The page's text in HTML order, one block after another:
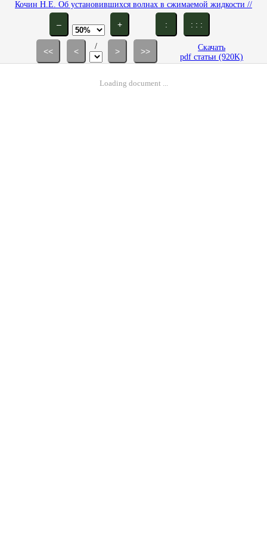
Кочин Н.Е. Об установившихся волнах в сжимаемой жидкости //
сборн. "Прикл. мат. и мех.". 1933. Т. 1. Вып. 2. С. 251-255.
– + : : : :
<< <
/
> >>
Скачать
pdf статьи (920K)
Loading document ...